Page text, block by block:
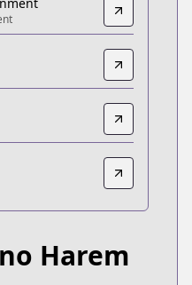
series/
episode/
Harem